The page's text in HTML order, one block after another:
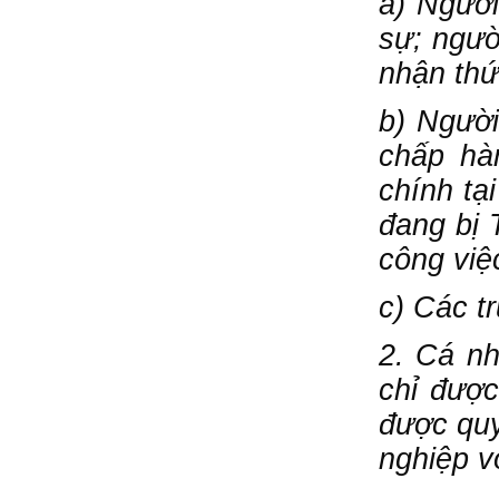
sự;
nhận
b)
chấp
chính
đang bị
công
c) Các
2. Cá
chỉ
được
nghiệp